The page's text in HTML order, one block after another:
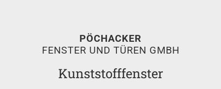
PÖCHACKER
FENSTER UND TÜREN GMBH
Kunststofffenster